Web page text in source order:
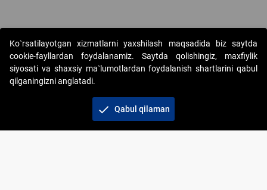
Copyright © 2017-2026. "Elektron onlayn-auksionlarni tashkil etish"
AJ. Barcha huquqlar himoyalangan
+998 71 202-21-11
Ko`rsatilayotgan xizmatlarni yaxshilash maqsadida biz saytda
cookie-fayllardan foydalanamiz. Saytda qolishingiz, maxfiylik
siyosati va shaxsiy ma`lumotlardan foydalanish shartlarini qabul
qilganingizni anglatadi.
check Qabul qilaman